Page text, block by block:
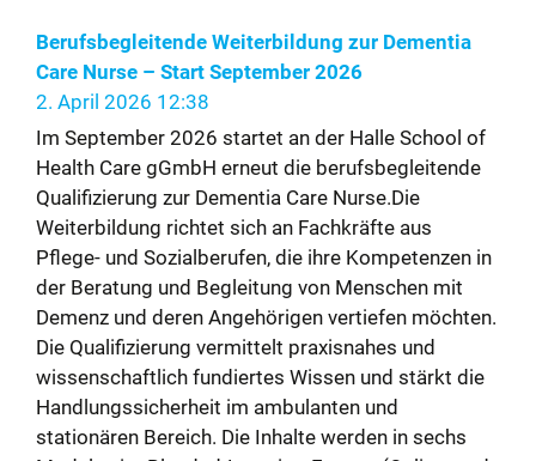
Berufsbegleitende Weiterbildung zur Dementia
Care Nurse – Start September 2026
2. April 2026 12:38
Im September 2026 startet an der Halle School of
Health Care gGmbH erneut die berufsbegleitende
Qualifizierung zur Dementia Care Nurse.Die
Weiterbildung richtet sich an Fachkräfte aus
Pflege- und Sozialberufen, die ihre Kompetenzen in
der Beratung und Begleitung von Menschen mit
Demenz und deren Angehörigen vertiefen möchten.
Die Qualifizierung vermittelt praxisnahes und
wissenschaftlich fundiertes Wissen und stärkt die
Handlungssicherheit im ambulanten und
stationären Bereich. Die Inhalte werden in sechs